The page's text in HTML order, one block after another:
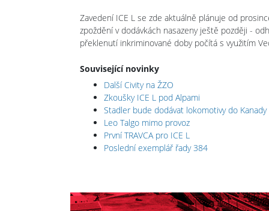
Zavedení ICE L se zde aktuálně plánuje od
zpoždění v dodávkách nasazeny ještě později -
překlenutí inkriminované doby počítá s využitím
Související novinky
Další Civity na ŽZO
Zkoušky ICE L pod Alpami
Stadler bude dodávat lokomotivy do Kanady
Leo Talgo mimo provoz
První TRAVCA pro ICE L
Poslední exemplář řady 384